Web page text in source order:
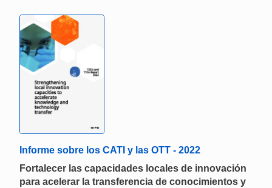
Informe sobre los CATI y las OTT - 2022
Fortalecer las capacidades locales de innovación
para acelerar la transferencia de conocimientos y